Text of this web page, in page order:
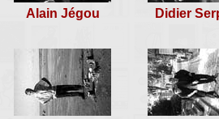
Alain Jégou Didier